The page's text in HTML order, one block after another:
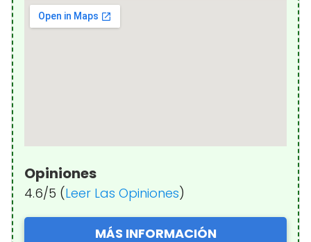
Opiniones
4.6/5 (Leer Las Opiniones)
MÁS INFORMACIÓN